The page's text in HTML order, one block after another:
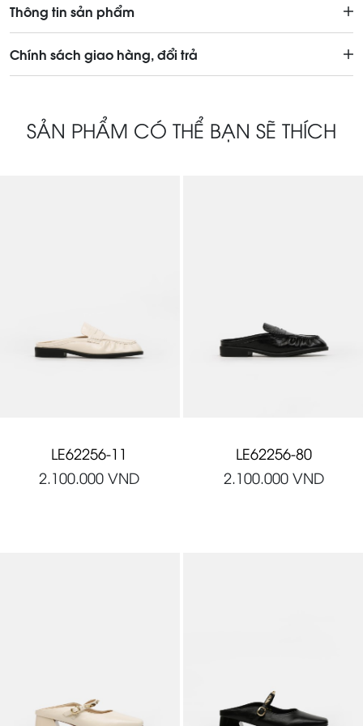
Thông tin sản phẩm
Chính sách giao hàng, đổi trả
SẢN PHẨM CÓ THỂ BẠN SẼ THÍCH
LE62256-11
2.100.000 VND
LE62256-80
2.100.000 VND